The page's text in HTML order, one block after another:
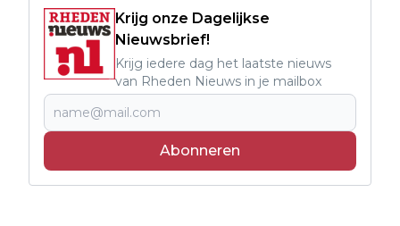
Krijg onze Dagelijkse
Nieuwsbrief!
Krijg iedere dag het laatste nieuws
van Rheden Nieuws in je mailbox
Abonneren